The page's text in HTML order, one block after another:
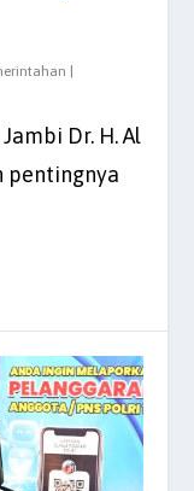
Dr. H. Al
pentingnya